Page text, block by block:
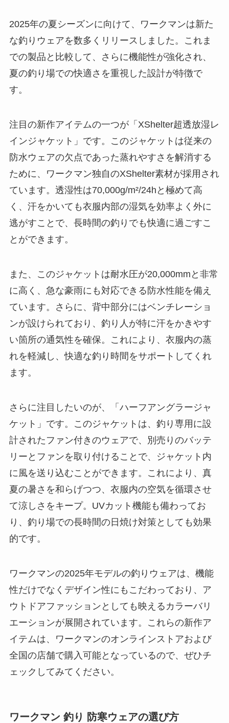
2025年の夏シーズンに向けて、ワークマンは新た
な釣りウェアを数多くリリースしました。これま
での製品と比較して、さらに機能性が強化され、
夏の釣り場での快適さを重視した設計が特徴で
す。
注目の新作アイテムの一つが「XShelter超透放湿レ
インジャケット」です。このジャケットは従来の
防水ウェアの欠点であった蒸れやすさを解消する
ために、ワークマン独自のXShelter素材が採用され
ています。透湿性は70,000g/m²/24hと極めて高
く、汗をかいても衣服内部の湿気を効率よく外に
逃がすことで、長時間の釣りでも快適に過ごすこ
とができます。
また、このジャケットは耐水圧が20,000mmと非常
に高く、急な豪雨にも対応できる防水性能を備え
ています。さらに、背中部分にはベンチレーショ
ンが設けられており、釣り人が特に汗をかきやす
い箇所の通気性を確保。これにより、衣服内の蒸
れを軽減し、快適な釣り時間をサポートしてくれ
ます。
さらに注目したいのが、「ハーフアングラージャ
ケット」です。このジャケットは、釣り専用に設
計されたファン付きのウェアで、別売りのバッテ
リーとファンを取り付けることで、ジャケット内
に風を送り込むことができます。これにより、真
夏の暑さを和らげつつ、衣服内の空気を循環させ
て涼しさをキープ。UVカット機能も備わってお
り、釣り場での長時間の日焼け対策としても効果
的です。
ワークマンの2025年モデルの釣りウェアは、機能
性だけでなくデザイン性にもこだわっており、ア
ウトドアファッションとしても映えるカラーバリ
エーションが展開されています。これらの新作ア
イテムは、ワークマンのオンラインストアおよび
全国の店舗で購入可能となっているので、ぜひチ
ェックしてみてください。
ワークマン 釣り 防寒ウェアの選び方